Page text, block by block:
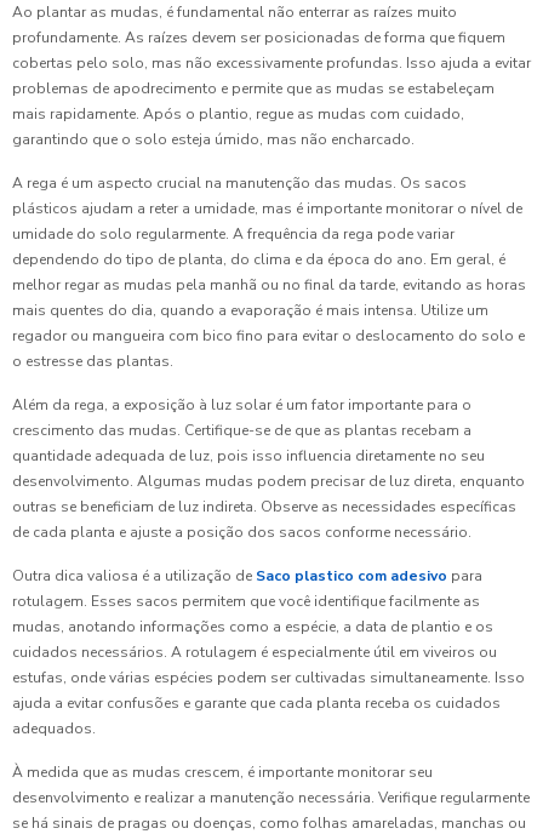
Ao plantar as mudas, é fundamental não enterrar as raízes muito
profundamente. As raízes devem ser posicionadas de forma que fiquem
cobertas pelo solo, mas não excessivamente profundas. Isso ajuda a evitar
problemas de apodrecimento e permite que as mudas se estabeleçam
mais rapidamente. Após o plantio, regue as mudas com cuidado,
garantindo que o solo esteja úmido, mas não encharcado.
A rega é um aspecto crucial na manutenção das mudas. Os sacos
plásticos ajudam a reter a umidade, mas é importante monitorar o nível de
umidade do solo regularmente. A frequência da rega pode variar
dependendo do tipo de planta, do clima e da época do ano. Em geral, é
melhor regar as mudas pela manhã ou no final da tarde, evitando as horas
mais quentes do dia, quando a evaporação é mais intensa. Utilize um
regador ou mangueira com bico fino para evitar o deslocamento do solo e
o estresse das plantas.
Além da rega, a exposição à luz solar é um fator importante para o
crescimento das mudas. Certifique-se de que as plantas recebam a
quantidade adequada de luz, pois isso influencia diretamente no seu
desenvolvimento. Algumas mudas podem precisar de luz direta, enquanto
outras se beneficiam de luz indireta. Observe as necessidades específicas
de cada planta e ajuste a posição dos sacos conforme necessário.
Outra dica valiosa é a utilização de Saco plastico com adesivo para
rotulagem. Esses sacos permitem que você identifique facilmente as
mudas, anotando informações como a espécie, a data de plantio e os
cuidados necessários. A rotulagem é especialmente útil em viveiros ou
estufas, onde várias espécies podem ser cultivadas simultaneamente. Isso
ajuda a evitar confusões e garante que cada planta receba os cuidados
adequados.
À medida que as mudas crescem, é importante monitorar seu
desenvolvimento e realizar a manutenção necessária. Verifique regularmente
se há sinais de pragas ou doenças, como folhas amareladas, manchas ou